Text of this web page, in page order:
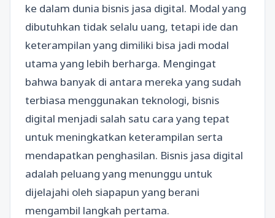
ke dalam dunia bisnis jasa digital. Modal yang
dibutuhkan tidak selalu uang, tetapi ide dan
keterampilan yang dimiliki bisa jadi modal
utama yang lebih berharga. Mengingat
bahwa banyak di antara mereka yang sudah
terbiasa menggunakan teknologi, bisnis
digital menjadi salah satu cara yang tepat
untuk meningkatkan keterampilan serta
mendapatkan penghasilan. Bisnis jasa digital
adalah peluang yang menunggu untuk
dijelajahi oleh siapapun yang berani
mengambil langkah pertama.